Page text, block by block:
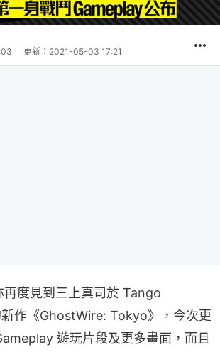
更新： 2021-05-03 17:21
再度見到三上真司於 Tango
作《GhostWire: Tokyo》，今次更
遊玩片段及更多畫面，而且